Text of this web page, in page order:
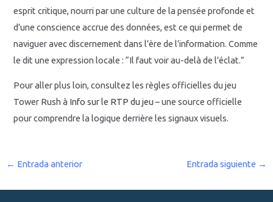
esprit critique, nourri par une culture de la pensée profonde et
d’une conscience accrue des données, est ce qui permet de
naviguer avec discernement dans l’ère de l’information. Comme
le dit une expression locale : “Il faut voir au-delà de l’éclat.”
Pour aller plus loin, consultez les règles officielles du jeu
Tower Rush à Info sur le RTP du jeu – une source officielle
pour comprendre la logique derrière les signaux visuels.
← Entrada anterior Entrada siguiente →